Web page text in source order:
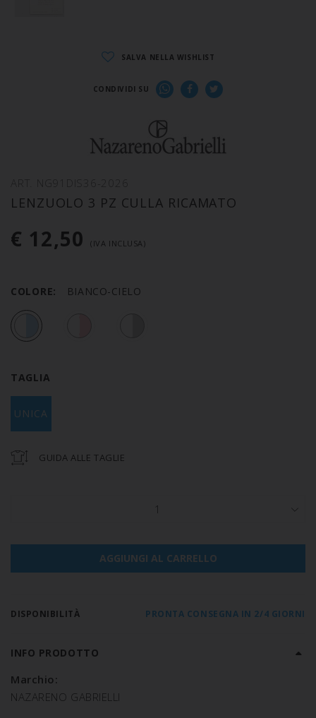
SALVA NELLA WISHLIST
CONDIVIDI SU
LENZUOLO 3 PZ CULLA RICAMATO
€ 12,50 (IVA INCLUSA)
COLORE: BIANCO-CIELO
TAGLIA
UNICA
GUIDA ALLE TAGLIE
1
AGGIUNGI AL CARRELLO
DISPONIBILITÀ PRONTA CONSEGNA IN 2/4 GIORNI
INFO PRODOTTO
Marchio:
NAZARENO GABRIELLI